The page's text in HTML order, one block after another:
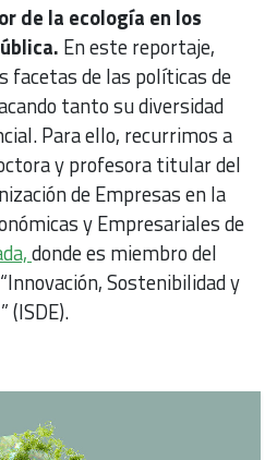
de la ecología en los
En este reportaje,
facetas de las políticas de
tanto su diversidad
Para ello, recurrimos a
y profesora titular del
de Empresas en la
y Empresariales de
donde es miembro del
Sostenibilidad y
(ISDE).